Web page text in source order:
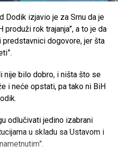
Dodik izjavio je za Srnu da je
produži rok trajanja”, a to je da
predstavnici dogovore, jer šta
nije bilo dobro, i ništa što se
i neće opstati, pa tako ni BiH
odlučivati jedino izabrani
u skladu sa Ustavom i